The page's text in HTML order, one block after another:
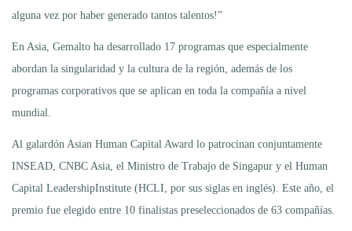
alguna vez por haber generado tantos talentos!”
En Asia, Gemalto ha desarrollado 17 programas que especialmente
abordan la singularidad y la cultura de la región, además de los
programas corporativos que se aplican en toda la compañía a nivel
mundial.
Al galardón Asian Human Capital Award lo patrocinan conjuntamente
INSEAD, CNBC Asia, el Ministro de Trabajo de Singapur y el Human
Capital LeadershipInstitute (HCLI, por sus siglas en inglés). Este año, el
premio fue elegido entre 10 finalistas preseleccionados de 63 compañías.